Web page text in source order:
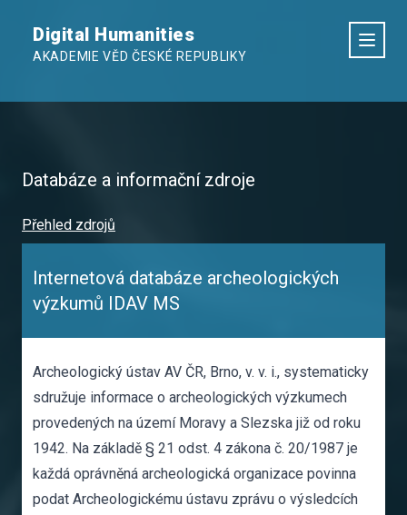
Digital Humanities
AKADEMIE VĚD ČESKÉ REPUBLIKY
Databáze a informační zdroje
Přehled zdrojů
Internetová databáze archeologických
výzkumů IDAV MS
Archeologický ústav AV ČR, Brno, v. v. i., systematicky
sdružuje informace o archeologických výzkumech
provedených na území Moravy a Slezska již od roku
1942. Na základě § 21 odst. 4 zákona č. 20/1987 je
každá oprávněná archeologická organizace povinna
podat Archeologickému ústavu zprávu o výsledcích